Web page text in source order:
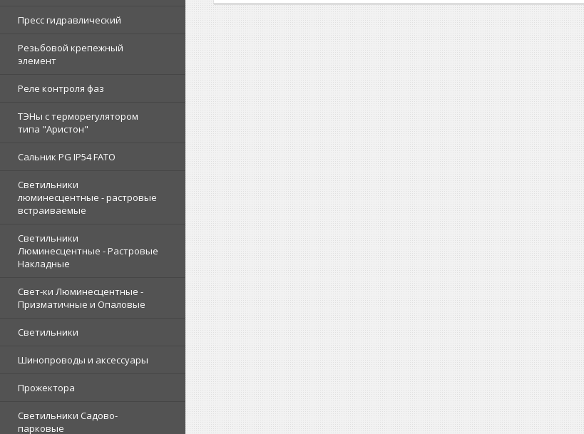
Пресс гидравлический
Резьбовой крепежный
элемент
Реле контроля фаз
ТЭНы с терморегулятором
типа "Аристон"
Сальник PG IP54 FATO
Светильники
люминесцентные - растровые
встраиваемые
Светильники
Люминесцентные - Растровые
Накладные
Свет-ки Люминесцентные -
Призматичные и Опаловые
Светильники
Шинопроводы и аксессуары
Прожектора
Светильники Садово-
парковые